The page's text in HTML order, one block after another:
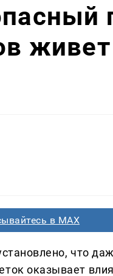
в MAX
что
оказывает